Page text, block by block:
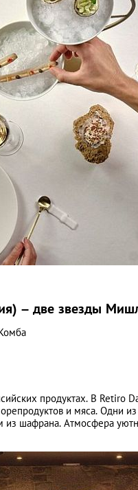
– две звезды
продуктах. В Retiro
и мяса. Одни
шафрана. Атмосфера